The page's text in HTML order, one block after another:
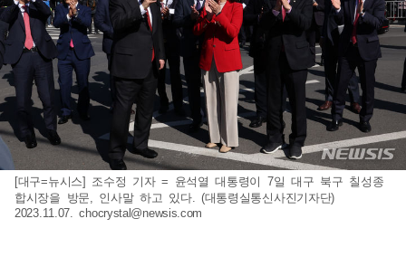
[대구=뉴시스] 조수정 기자 = 윤석열 대통령이 7일 대구 북구 칠성종
합시장을 방문, 인사말 하고 있다. (대통령실통신사진기자단)
2023.11.07.chocrystal@newsis.com